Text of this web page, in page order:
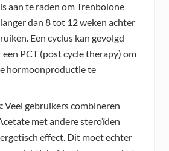
aan te raden om Trenbolone
dan 8 tot 12 weken achter
Een cyclus kan gevolgd
PCT (post cycle therapy) om
hormoonproductie te
Veel gebruikers combineren
met andere steroïden
effect. Dit moet echter